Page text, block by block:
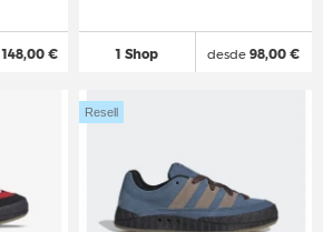
148,00 € 1 Shop desde 98,00 €
Resell